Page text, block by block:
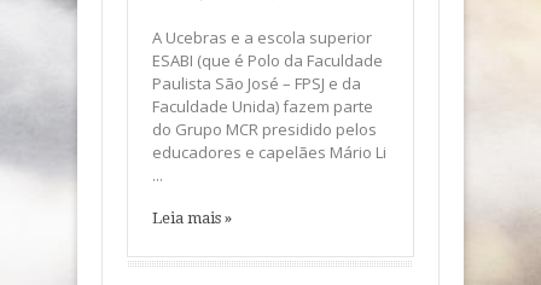
A Ucebras e a escola superior
ESABI (que é Polo da Faculdade
Paulista São José – FPSJ e da
Faculdade Unida) fazem parte
do Grupo MCR presidido pelos
educadores e capelães Mário Li
...
Leia mais »